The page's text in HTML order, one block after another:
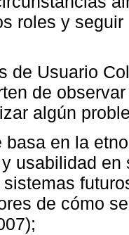
roles y
Usuario
de
algún
en la
usabilidad
de cómo